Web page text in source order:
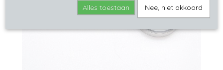
Alles toestaan Nee, niet akkoord